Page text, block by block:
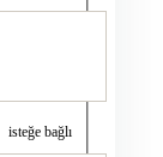
isteğe bağlı